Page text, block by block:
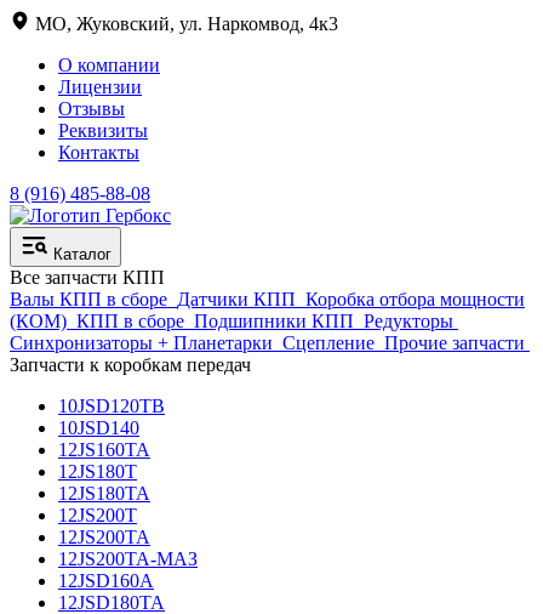
МО, Жуковский, ул. Наркомвод, 4к3
О компании
Лицензии
Отзывы
Реквизиты
Контакты
8 (916) 485-88-08
Каталог
Все запчасти КПП
Валы КПП в сборе Датчики КПП Коробка отбора мощности
(КОМ) КПП в сборе Подшипники КПП Редукторы
Синхронизаторы + Планетарки Сцепление Прочие запчасти
Запчасти к коробкам передач
10JSD120TB
10JSD140
12JS160TA
12JS180T
12JS180TA
12JS200T
12JS200TA
12JS200TA-МАЗ
12JSD160A
12JSD180TA